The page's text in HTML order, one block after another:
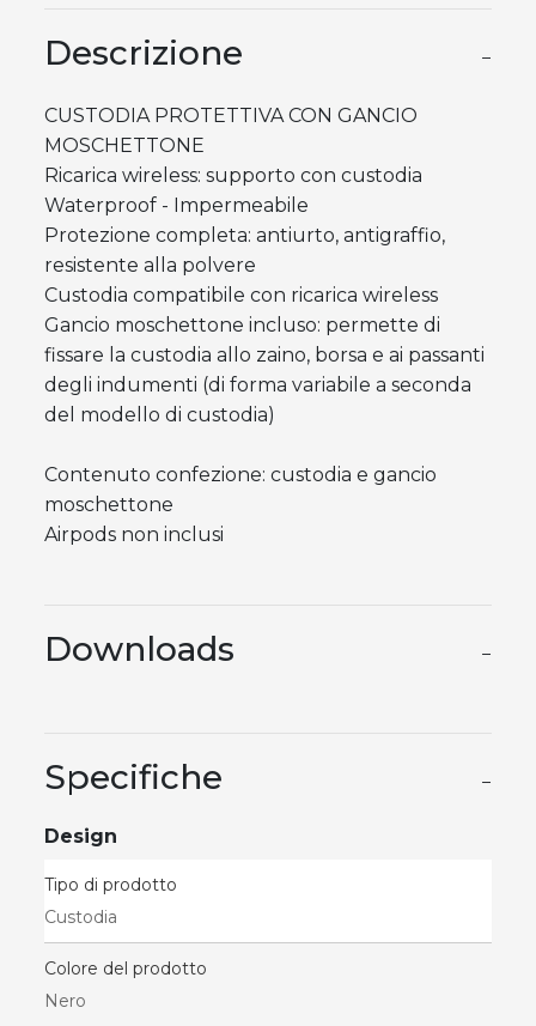
Descrizione −
CUSTODIA PROTETTIVA CON GANCIO
MOSCHETTONE
Ricarica wireless: supporto con custodia
Waterproof - Impermeabile
Protezione completa: antiurto, antigraffio,
resistente alla polvere
Custodia compatibile con ricarica wireless
Gancio moschettone incluso: permette di
fissare la custodia allo zaino, borsa e ai passanti
degli indumenti (di forma variabile a seconda
del modello di custodia)
Contenuto confezione: custodia e gancio
moschettone
Airpods non inclusi
Downloads −
Specifiche −
Design
Tipo di prodotto
Custodia
Colore del prodotto
Nero